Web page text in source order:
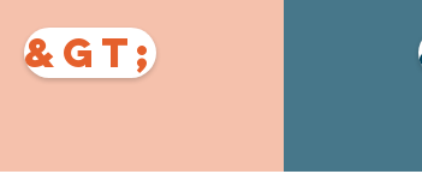
&gt;